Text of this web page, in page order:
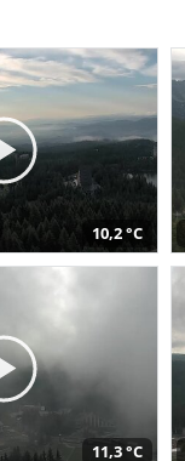
10,2 °C
11,3 °C